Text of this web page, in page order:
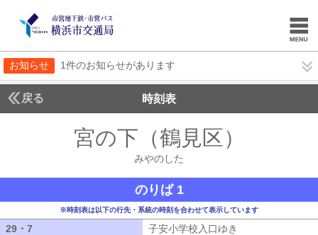
お知らせ 1件のお知らせがあります
戻る 時刻表
宮の下（鶴見区）
みやのした
のりば 1
※時刻表は以下の行先・系統の時刻を合わせて表示しています
29・7 子安小学校入口ゆき